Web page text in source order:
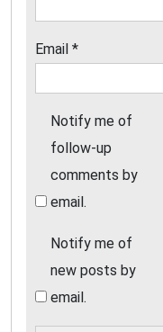
Email *
Notify me of
follow-up
comments by
email.
Notify me of
new posts by
email.